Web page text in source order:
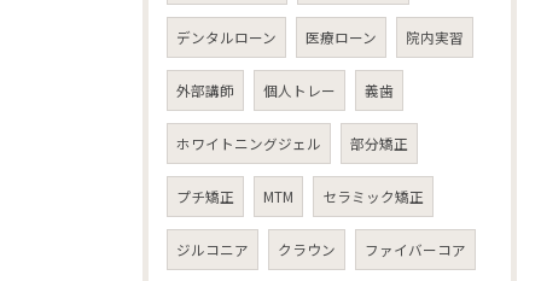
デンタルローン 医療ローン 院内実習
外部講師 個人トレー 義歯
ホワイトニングジェル 部分矯正
プチ矯正 MTM セラミック矯正
ジルコニア クラウン ファイバーコア